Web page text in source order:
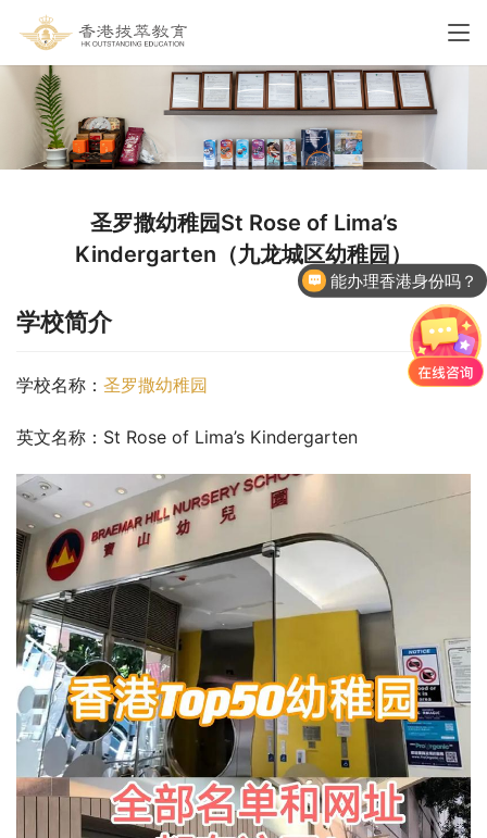
圣罗撒幼稚园St Rose of Lima’s
Kindergarten（九龙城区幼稚园）
学校简介
学校名称： 圣罗撒幼稚园
英文名称：St Rose of Lima’s Kindergarten
能办理香港身份吗？
香港国际学校申请